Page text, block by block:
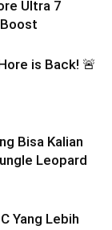
Ultra 7
is Back! 🚨
Bisa Kalian
Leopard
Yang Lebih